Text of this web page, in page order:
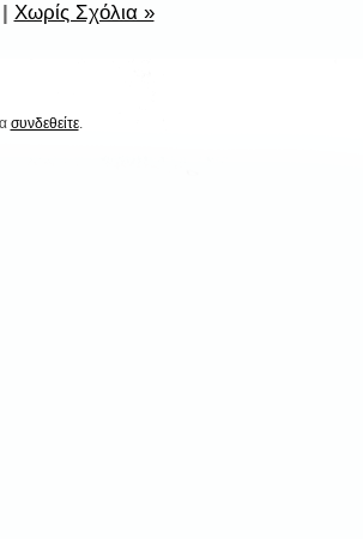
Χωρίς Σχόλια »
συνδεθείτε.